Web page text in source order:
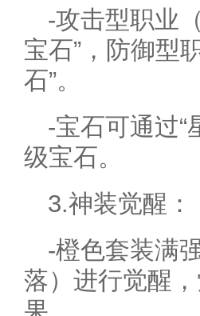
-攻击型职业
宝石”，防御型
石”。
-宝石可通过“
级宝石。
3.神装觉醒：
-橙色套装满
落）进行觉醒